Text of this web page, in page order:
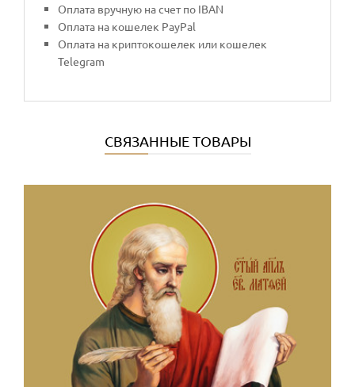
Оплата вручную на счет по IBAN
Оплата на кошелек PayPal
Оплата на криптокошелек или кошелек
Telegram
СВЯЗАННЫЕ ТОВАРЫ